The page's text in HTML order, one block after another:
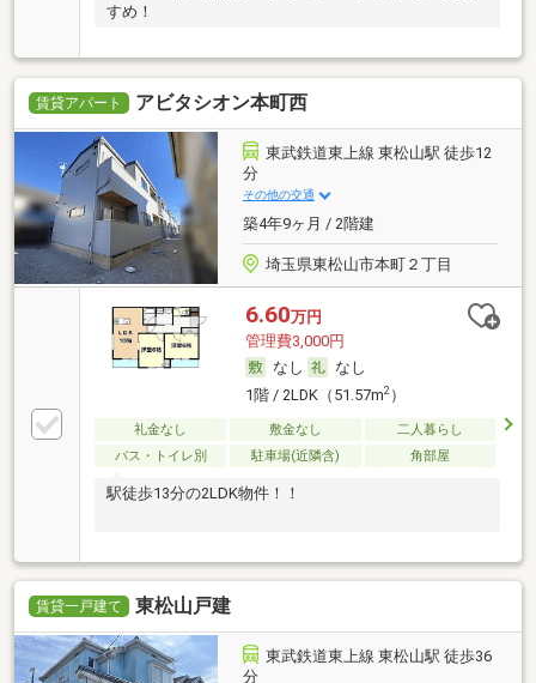
すめ！
賃貸アパート アビタシオン本町西
東武鉄道東上線 東松山駅 徒歩12
分
その他の交通
築4年9ヶ月 / 2階建
埼玉県東松山市本町２丁目
6.60万円
管理費3,000円
なし
なし
1階 / 2LDK（51.57m2）
礼金なし 敷金なし
二人暮らし
バス・トイレ別
駐車場(近隣含) 角部屋
駅徒歩13分の2LDK物件！！
賃貸一戸建て 東松山戸建
東武鉄道東上線 東松山駅 徒歩36
分